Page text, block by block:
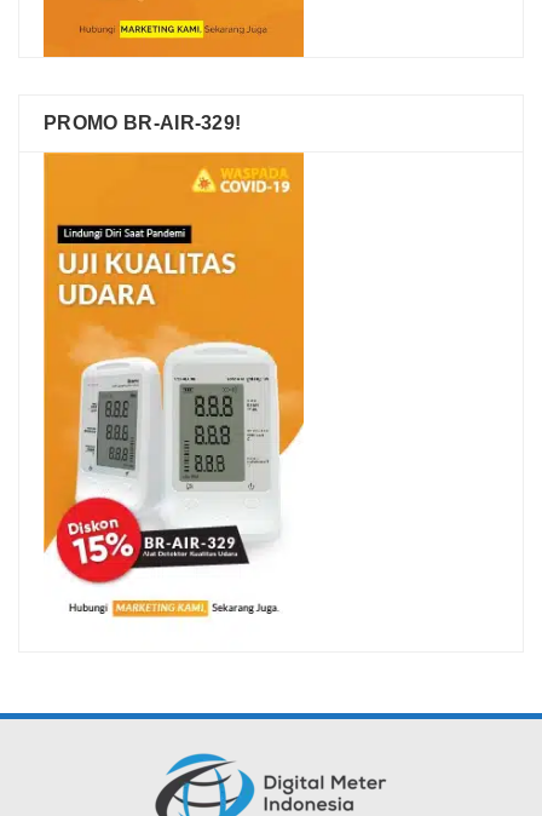
PROMO BR-AIR-329!